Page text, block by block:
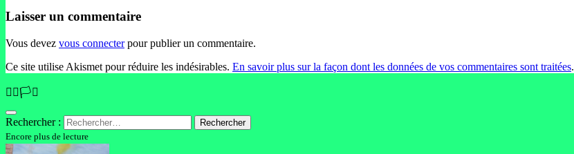
Laisser un commentaire
Vous devez vous connecterpour publier un commentaire.
Ce site utilise Akismet pour réduire les indésirables. En savoir plus sur la façon dont les données de vos commentaires sont traitées.
🏳️‍🌈🏳️‍⚧️
Rechercher :
Encore plus de lecture